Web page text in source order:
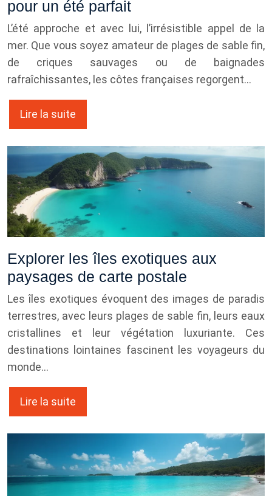
pour un été parfait
L’été approche et avec lui, l’irrésistible appel de la
mer. Que vous soyez amateur de plages de sable fin,
de criques sauvages ou de baignades
rafraîchissantes, les côtes françaises regorgent…
Lire la suite
Explorer les îles exotiques aux
paysages de carte postale
Les îles exotiques évoquent des images de paradis
terrestres, avec leurs plages de sable fin, leurs eaux
cristallines et leur végétation luxuriante. Ces
destinations lointaines fascinent les voyageurs du
monde…
Lire la suite